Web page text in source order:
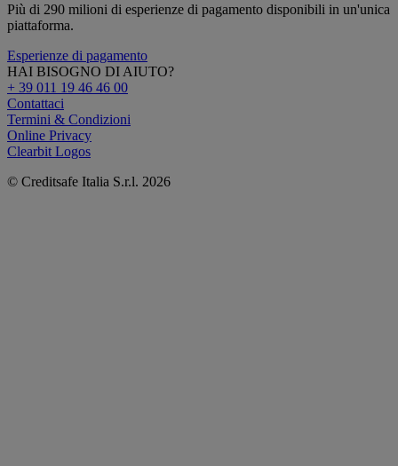
Più di 290 milioni di esperienze di pagamento disponibili in un'unica
piattaforma.
Esperienze di pagamento
HAI BISOGNO DI AIUTO?
+ 39 011 19 46 46 00
Contattaci
Termini & Condizioni
Online Privacy
Clearbit Logos
© Creditsafe Italia S.r.l. 2026